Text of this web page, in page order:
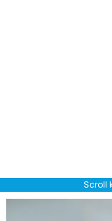
Scroll